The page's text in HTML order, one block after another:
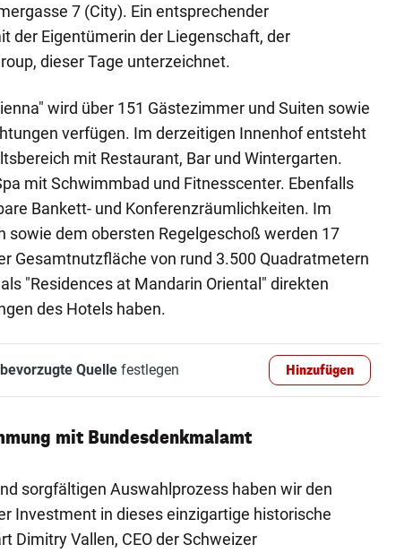
7 (City). Ein entsprechender
der Eigentümerin der Liegenschaft, der
dieser Tage unterzeichnet.
wird über 151 Gästezimmer und Suiten sowie
verfügen. Im derzeitigen Innenhof entsteht
mit Restaurant, Bar und Wintergarten.
mit Schwimmbad und Fitnesscenter. Ebenfalls
Bankett- und Konferenzräumlichkeiten. Im
sowie dem obersten Regelgeschoß werden 17
Gesamtnutzfläche von rund 3.500 Quadratmetern
"Residences at Mandarin Oriental" direkten
des Hotels haben.
bevorzugte Quellefestlegen Hinzufügen
mit Bundesdenkmalamt
sorgfältigen Auswahlprozess haben wir den
Investment in dieses einzigartige historische
Dimitry Vallen, CEO der Schweizer